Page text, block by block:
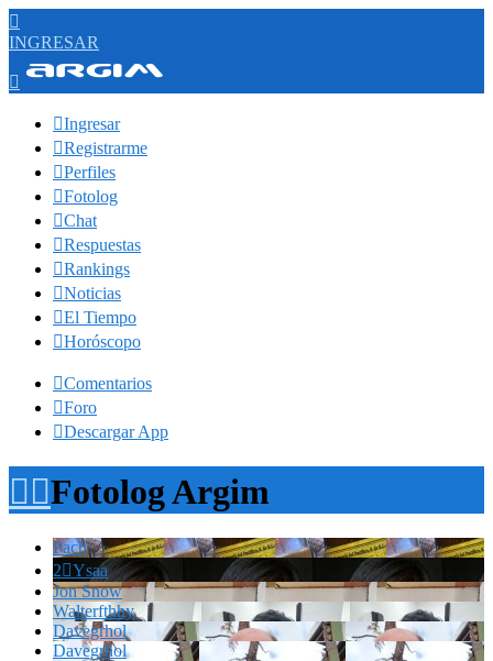

INGRESAR

Ingresar
Registrarme
Perfiles
Fotolog
Chat
Respuestas
Rankings
Noticias
El Tiempo
Horóscopo
Comentarios
Foro
Descargar App
Fotolog Argim
Pach
2Ysaa
Jon Snow
Walterfthhy
Davegrhol
Davegrhol